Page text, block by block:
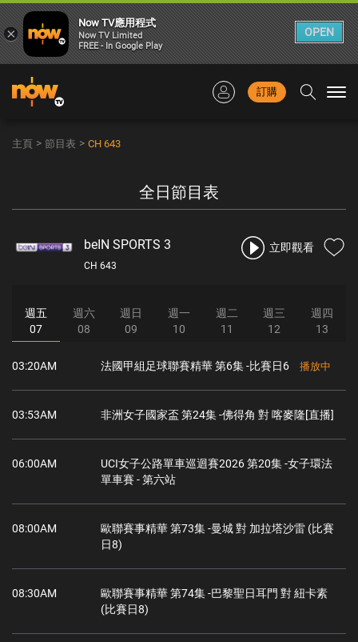
訂購
主頁 > 節目表 > CH 643
全日節目表
beIN SPORTS 3
CH 643
立即觀看
週五
07
週六
08
週日
09
週一
10
週二
11
週三
12
週四
13
03:20AM 法國甲組足球聯賽精華 第6集 -比賽日6 播放中
03:53AM 非洲女子國家盃 第24集 -佛得角 對 喀麥隆[直播]
06:00AM
UCI女子公路單車巡迴賽2026 第20集 -女子環法
單車賽 - 第六站
08:00AM
歐聯賽事精華 第73集 -曼城 對 加拉塔沙雷 (比賽
日8)
08:30AM
歐聯賽事精華 第74集 -巴黎聖日耳門 對 紐卡素
(比賽日8)
×
Now TV應用程式
Now TV Limited
FREE - In Google Play
OPEN